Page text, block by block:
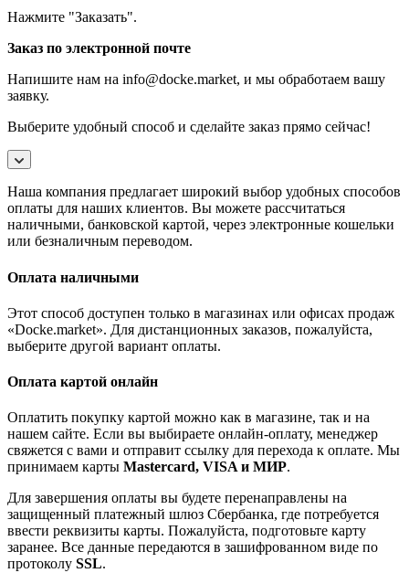
Нажмите "Заказать".
Заказ по электронной почте
Напишите нам на info@docke.market, и мы обработаем вашу
заявку.
Выберите удобный способ и сделайте заказ прямо сейчас!
Наша компания предлагает широкий выбор удобных способов
оплаты для наших клиентов. Вы можете рассчитаться
наличными, банковской картой, через электронные кошельки
или безналичным переводом.
Оплата наличными
Этот способ доступен только в магазинах или офисах продаж
«Docke.market». Для дистанционных заказов, пожалуйста,
выберите другой вариант оплаты.
Оплата картой онлайн
Оплатить покупку картой можно как в магазине, так и на
нашем сайте. Если вы выбираете онлайн-оплату, менеджер
свяжется с вами и отправит ссылку для перехода к оплате. Мы
принимаем карты Mastercard, VISA и МИР.
Для завершения оплаты вы будете перенаправлены на
защищенный платежный шлюз Сбербанка, где потребуется
ввести реквизиты карты. Пожалуйста, подготовьте карту
заранее. Все данные передаются в зашифрованном виде по
протоколу SSL.